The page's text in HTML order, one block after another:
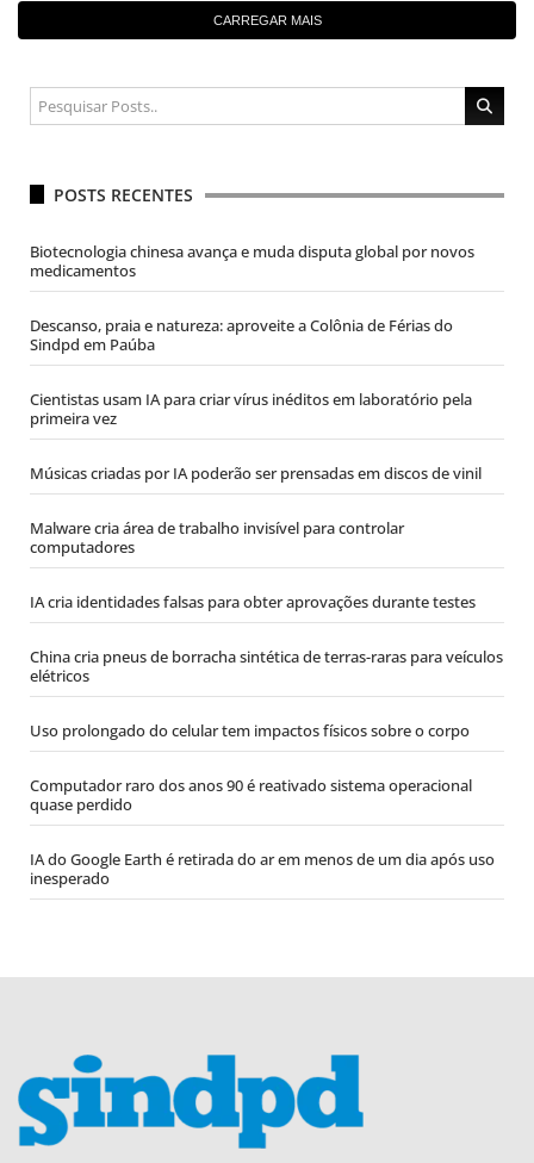
CARREGAR MAIS
POSTS RECENTES
Biotecnologia chinesa avança e muda disputa global por novos
medicamentos
Descanso, praia e natureza: aproveite a Colônia de Férias do
Sindpd em Paúba
Cientistas usam IA para criar vírus inéditos em laboratório pela
primeira vez
Músicas criadas por IA poderão ser prensadas em discos de vinil
Malware cria área de trabalho invisível para controlar
computadores
IA cria identidades falsas para obter aprovações durante testes
China cria pneus de borracha sintética de terras-raras para veículos
elétricos
Uso prolongado do celular tem impactos físicos sobre o corpo
Computador raro dos anos 90 é reativado sistema operacional
quase perdido
IA do Google Earth é retirada do ar em menos de um dia após uso
inesperado